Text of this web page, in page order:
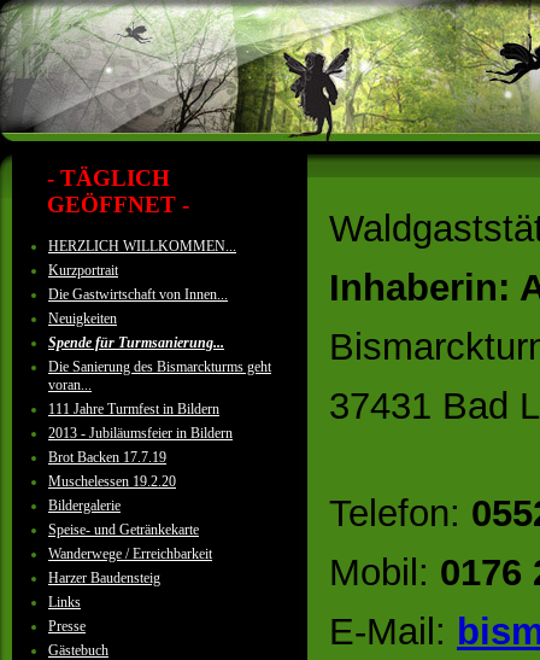
- TÄGLICH
GEÖFFNET -
HERZLICH WILLKOMMEN...
Kurzportrait
Die Gastwirtschaft von Innen...
Neuigkeiten
Spende für Turmsanierung...
Die Sanierung des Bismarckturms geht
voran...
111 Jahre Turmfest in Bildern
2013 - Jubiläumsfeier in Bildern
Brot Backen 17.7.19
Muschelessen 19.2.20
Bildergalerie
Speise- und Getränkekarte
Wanderwege / Erreichbarkeit
Harzer Baudensteig
Links
Presse
Gästebuch
Inhaberin:
37431 Bad
Telefon:
Mobil: 0176
E-Mail: